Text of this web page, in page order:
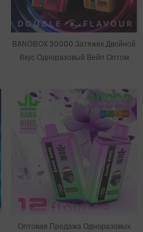
BANGBOX 30000 Затяжек Двойной
Вкус Одноразовый Вейп Оптом
Оптовая Продажа Одноразовых